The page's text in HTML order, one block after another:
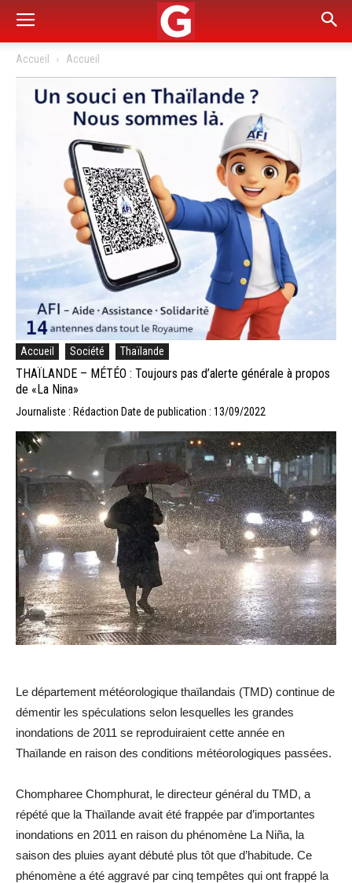
Accueil Accueil
Accueil Société Thaïlande
THAÏLANDE – MÉTÉO : Toujours pas d’alerte générale à propos
de «La Nina»
Journaliste : Rédaction Date de publication : 13/09/2022
Le département météorologique thaïlandais (TMD) continue de
démentir les spéculations selon lesquelles les grandes
inondations de 2011 se reproduiraient cette année en
Thaïlande en raison des conditions météorologiques passées.
Chompharee Chomphurat, le directeur général du TMD, a
répété que la Thaïlande avait été frappée par d’importantes
inondations en 2011 en raison du phénomène La Niña, la
saison des pluies ayant débuté plus tôt que d’habitude. Ce
phénomène a été aggravé par cinq tempêtes qui ont frappé la